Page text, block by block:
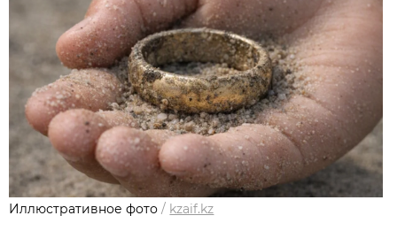
Иллюстративное фото / kzaif.kz